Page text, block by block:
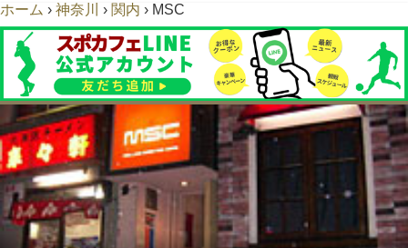
ホーム › 神奈川 › 関内 › MSC